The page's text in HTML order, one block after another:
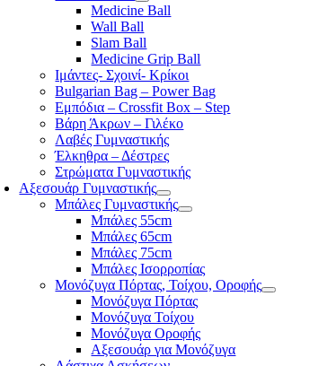
Medicine Ball
Wall Ball
Slam Ball
Medicine Grip Ball
Ιμάντες- Σχοινί- Κρίκοι
Bulgarian Bag – Power Bag
Εμπόδια – Crossfit Box – Step
Βάρη Άκρων – Γιλέκο
Λαβές Γυμναστικής
Έλκηθρα – Δέστρες
Στρώματα Γυμναστικής
Αξεσουάρ Γυμναστικής
Μπάλες Γυμναστικής
Μπάλες 55cm
Μπάλες 65cm
Μπάλες 75cm
Μπάλες Ισορροπίας
Μονόζυγα Πόρτας, Τοίχου, Οροφής
Μονόζυγα Πόρτας
Μονόζυγα Τοίχου
Μονόζυγα Οροφής
Αξεσουάρ για Μονόζυγα